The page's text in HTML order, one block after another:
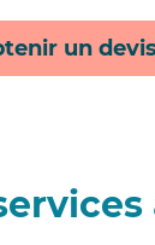
un devis